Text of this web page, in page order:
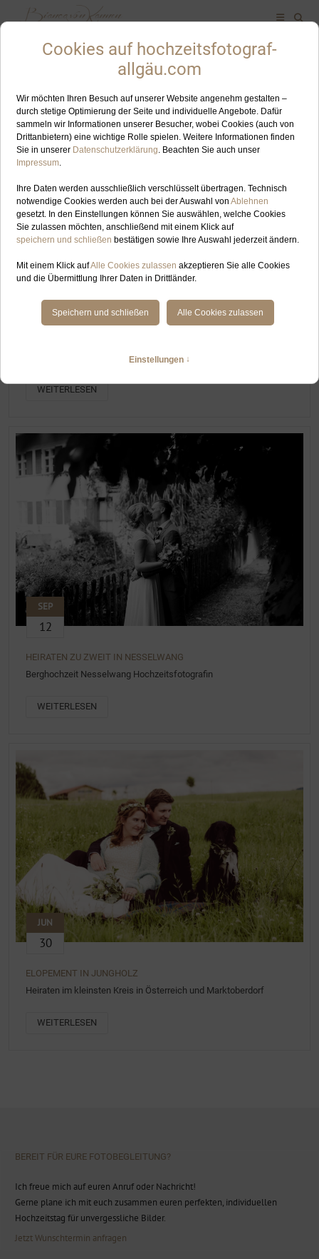
ALLES ZUM SCHLAGWORT: MARKTOBERDORF
MAI
STADT ELOPEMENT IM ALLGÄU – INTIM HEIRATEN IN FÜSSEN,
Empfehlung
Heiraten zu zweit in Allgäuer Städten
WEITERLESEN
SEP
12
HEIRATEN ZU ZWEIT IN NESSELWANG
Berghochzeit Nesselwang Hochzeitsfotografin
WEITERLESEN
JUN
30
ELOPEMENT IN JUNGHOLZ
Heiraten im kleinsten Kreis in Österreich und Marktoberdorf
WEITERLESEN
BEREIT FÜR EURE FOTOBEGLEITUNG?
Ich freue mich auf euren Anruf oder Nachricht!
Gerne plane ich mit euch zusammen euren perfekten, individuellen
Hochzeitstag für unvergessliche Bilder.
Jetzt Wunschtermin anfragen